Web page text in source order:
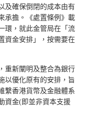
及確保倒閉的成本由有
承擔。《處置條例》載
環，就此金管局在「流
資金安排」，按需要在
重新闡明及整合為銀行
以優化原有的安排，旨
繫香港貨幣及金融體系
資金(即並非資本支援